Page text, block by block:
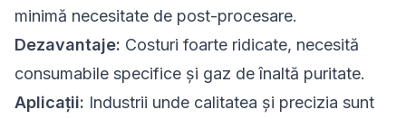
minimă necesitate de post-procesare.
Dezavantaje: Costuri foarte ridicate, necesită
consumabile specifice și gaz de înaltă puritate.
Aplicații: Industrii unde calitatea și precizia sunt